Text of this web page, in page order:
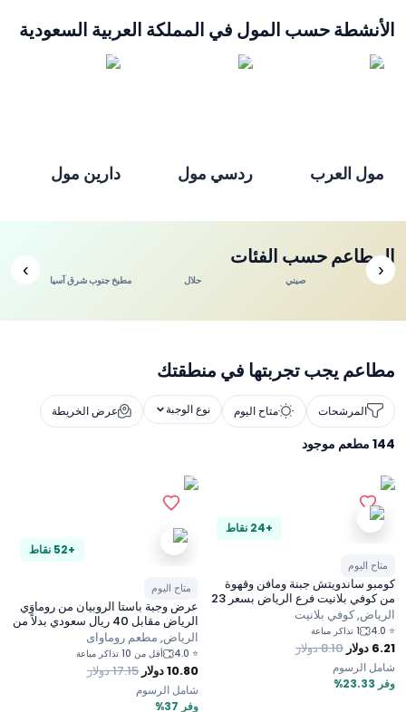
الأنشطة حسب المول في المملكة العربية السعودية
مول العرب ردسي مول دارين مول
المطاعم حسب الفئات
‹
مطبخ جنوب شرق آسيا حلال صيني هندي
›
مطاعم يجب تجربتها في منطقتك
المرشحات متاح اليوم نوع الوجبة عرض الخريطة
144 مطعم موجود
+24 نقاط
متاح اليوم
كومبو ساندويتش جبنة ومافن وقهوة
من كوفي بلانيت فرع الرياض بسعر 23
ريال
الرياض, كوفي بلانيت
⭐
4.0 1 تذاكر مباعة
6.21 دولار 8.10دولار
وفر 23.33%
شامل الرسوم
+52 نقاط
متاح اليوم
عرض وجبة باستا الروبيان من روماوَي
الرياض مقابل 40 ريال سعودي بدلاً من
63.5 ريال سعودي
الرياض, مطعم روماواى
⭐
4.0 أقل من 10 تذاكر مباعة
10.80دولار 17.15دولار
وفر 37%
شامل الرسوم